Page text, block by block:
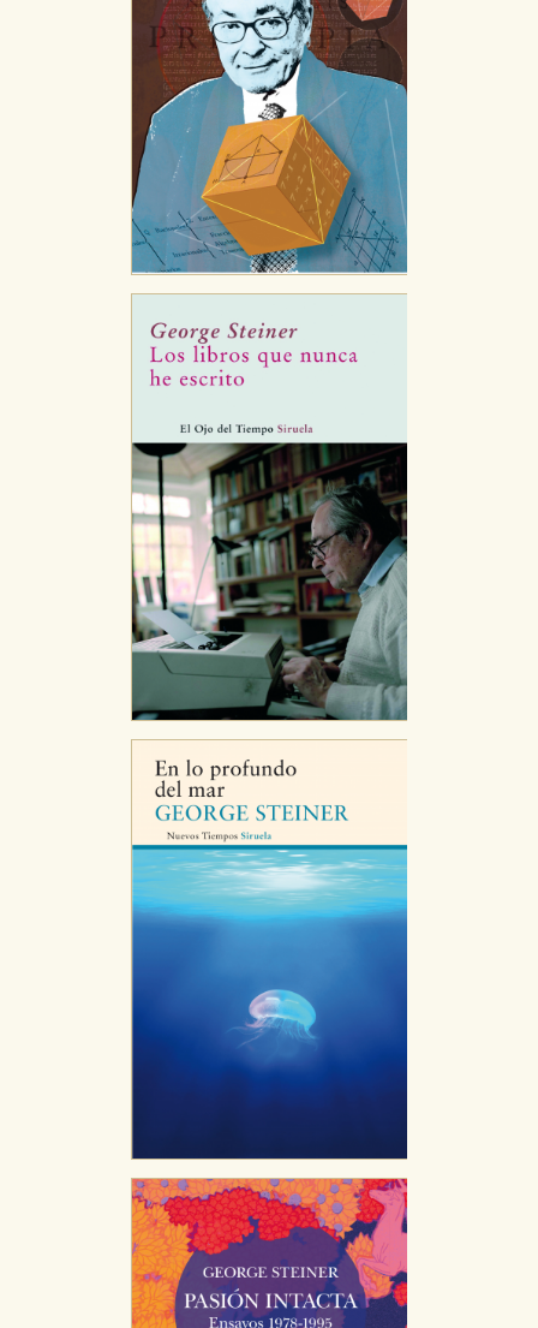
Estas cookies son gestionadas por nuestros socios
publicitarios y se utilizan para mostrar publicidad
relevante para sus intereses en otros sitios. No
almacenan directamente información personal sino
que se basan en la identificación única de su
navegador y dispositivo de internet.
GUARDAR CONFIGURACIÓN
Puede consultar nuestrapolítica de cookies